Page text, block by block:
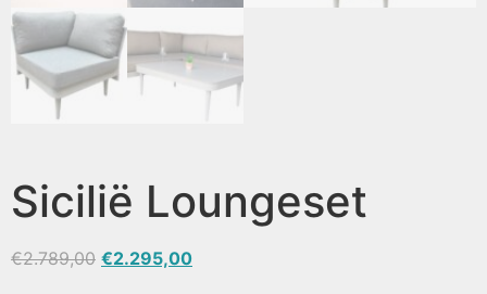
Sicilië Loungeset
€2.789,00 €2.295,00